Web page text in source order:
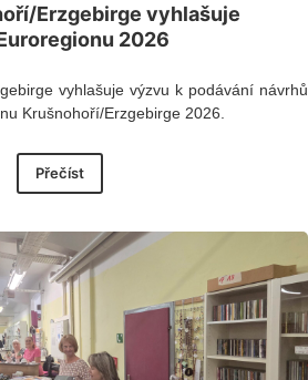
Erzgebirge vyhlašuje
2026
vyhlašuje výzvu k podávání návrhů
Krušnohoří/Erzgebirge 2026.
Přečíst